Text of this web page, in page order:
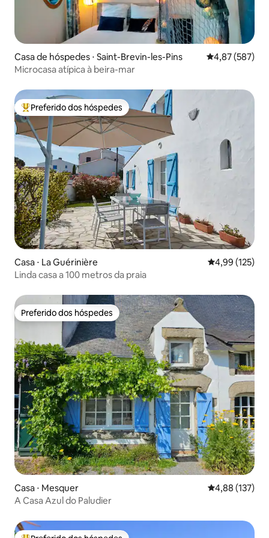
Casa de hóspedes ⋅ Saint-Brevin-les-Pins 4,87 de uma
4,87 (587)
Microcasa atípica à beira-mar
Entre os melhores preferidos dos hóspedes
Preferido dos hóspedes
Casa ⋅ La Guérinière 4,99 de uma
4,99 (125)
Linda casa a 100 metros da praia
Preferido dos hóspedes
Preferido dos hóspedes
Casa ⋅ Mesquer 4,88 de uma
4,88 (137)
A Casa Azul do Paludier